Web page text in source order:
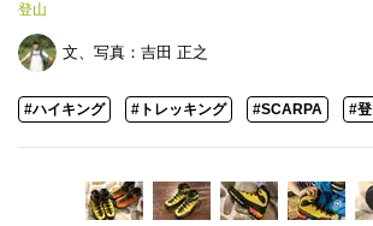
登山
文、写真： 吉田 正之
#ハイキング #トレッキング #SCARPA #